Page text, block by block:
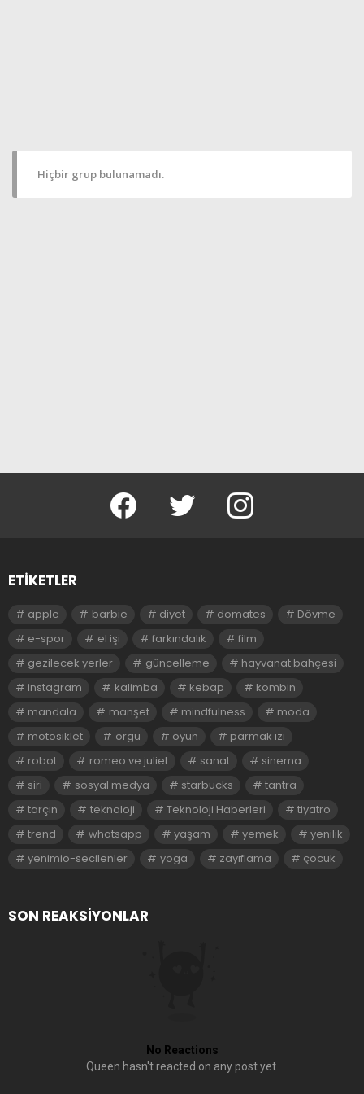
Hiçbir grup bulunamadı.
facebook twitter instagram
ETIKETLER
apple barbie diyet domates
Dövme
e-spor
el işi farkındalık
film
gezilecek yerler
güncelleme
hayvanat bahçesi
instagram
kalimba kebap
kombin
mandala
manşet mindfulness
moda
motosiklet
orgü oyun
parmak izi
robot
romeo ve juliet sanat
sinema
siri
sosyal medya starbucks
tantra
tarçın
teknoloji Teknoloji Haberleri
tiyatro
trend
whatsapp yaşam yemek
yenilik
yenimio-secilenler
yoga zayıflama çocuk
SON REAKSIYONLAR
No Reactions
Queen hasn't reacted on any post yet.